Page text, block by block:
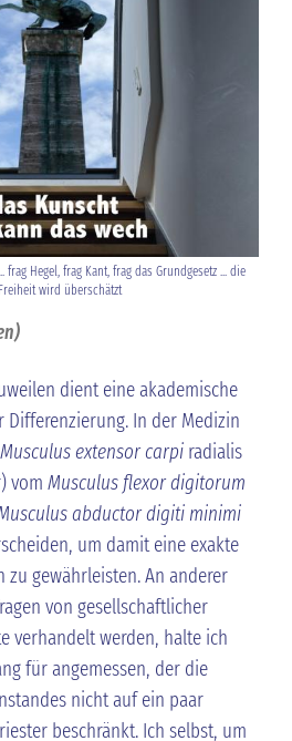
frag Hegel, frag Kant, frag das Grundgesetz ... die
Freiheit wird überschätzt
dient eine akademische
Differenzierung. In der Medizin
Musculus extensor carpi radialis
vom Musculus flexor digitorum
abductor digiti minimi
um damit eine exakte
gewährleisten. An anderer
von gesellschaftlicher
verhandelt werden, halte ich
für angemessen, der die
nicht auf ein paar
beschränkt. Ich selbst, um